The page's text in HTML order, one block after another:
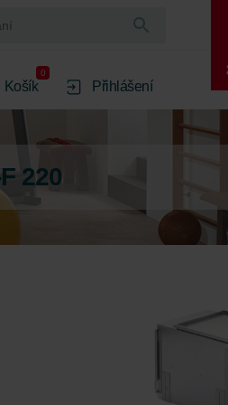
Košík
0
Přihlášení
220